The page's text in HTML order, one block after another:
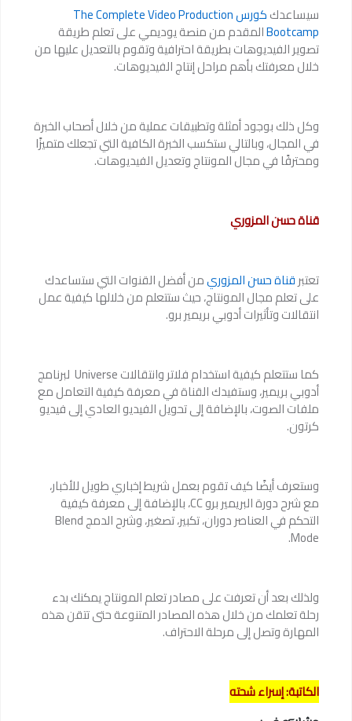
سيساعدك كورس The Complete Video Production
Bootcampالمقدم من منصة يوديمي على تعلم طريقة
تصوير الفيديوهات بطريقة احترافية وتقوم بالتعديل عليها من
خلال معرفتك بأهم مراحل إنتاج الفيديوهات.
وكل ذلك بوجود أمثلة وتطبيقات عملية من خلال أصحاب الخبرة
في المجال، وبالتالي ستكسب الخبرة الكافية التي تجعلك متميزًا
ومحترفًا في مجال المونتاج وتعديل الفيديوهات.
قناة حسن المزوري
تعتبرقناة حسن المزوريمن أفضل القنوات التي ستساعدك
على تعلم مجال المونتاج، حيث ستتعلم من خلالها كيفية عمل
انتقالات وتأثيرات أدوبي بريمير برو.
كما ستتعلم كيفية استخدام فلاتر وانتقالات Universe لبرنامج
أدوبي بريمير، وستفيدك القناة في معرفة كيفية التعامل مع
ملفات الصوت، بالإضافة إلى تحويل الفيديو العادي إلى فيديو
كرتون.
وستعرف أيضًا كيف تقوم بعمل شريط إخباري طويل للأخبار،
مع شرح دورة البريمير برو CC، بالإضافة إلى معرفة كيفية
التحكم في العناصر دوران، تكبير، تصغير، وشرح الدمج Blend
Mode.
ولذلك بعد أن تعرفت على مصادر تعلم المونتاج يمكنك بدء
رحلة تعلمك من خلال هذه المصادر المتنوعة حتى تتقن هذه
المهارة وتصل إلى مرحلة الاحتراف.
الكاتبة: إسراء شحته